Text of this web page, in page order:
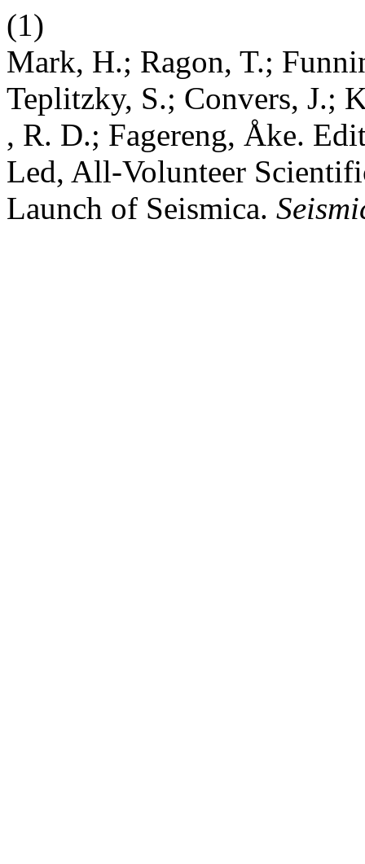
(1)
Mark, H.; Ragon, T.;
Teplitzky, S.; Convers, J.;
, R. D.; Fagereng, Åke.
Led, All-Volunteer
Launch of Seismica.